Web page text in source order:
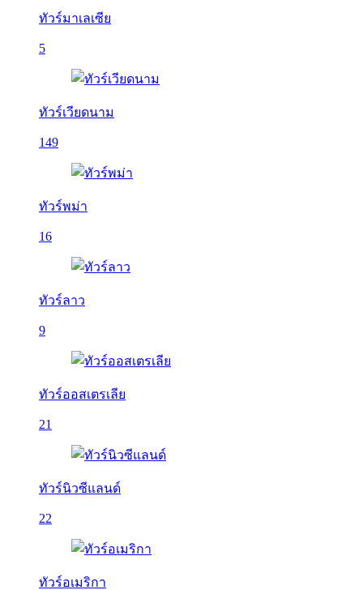
ทัวร์มาเลเซีย
5
ทัวร์เวียดนาม
149
ทัวร์พม่า
16
ทัวร์ลาว
9
ทัวร์ออสเตรเลีย
21
ทัวร์นิวซีแลนด์
22
ทัวร์อเมริกา